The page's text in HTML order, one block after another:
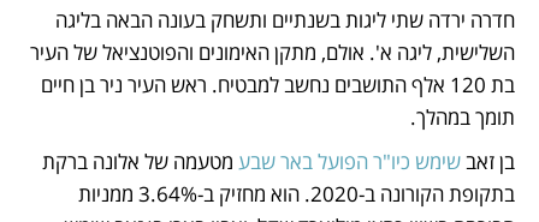
תומך במהלך.
בן זאב שימש כיו"ר הפועל באר שבע